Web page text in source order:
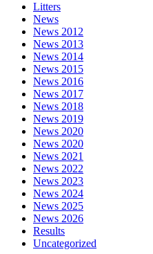
Litters
News
News 2012
News 2013
News 2014
News 2015
News 2016
News 2017
News 2018
News 2019
News 2020
News 2020
News 2021
News 2022
News 2023
News 2024
News 2025
News 2026
Results
Uncategorized